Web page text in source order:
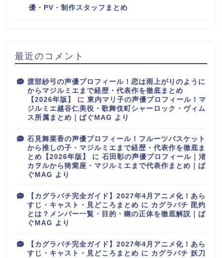
優・PV・制作スタッフまとめ
最近のコメント
渡部紗弓の声優プロフィール！恋は雨上がりのように
からマジルミエまで経歴・代表作を徹底まとめ
【2026年版】
に 東内マリ子の声優プロフィール！マ
ジルミエ越谷仁美役・歌舞伎町シャーロック・ヴィム
ス所属まとめ｜ぱぐMAG より
石見舞菜香の声優プロフィール！フルーツバスケット
から推しの子・マジルミエまで経歴・代表作を徹底ま
とめ【2026年版】
に 石田彰の声優プロフィール｜渚
カヲルから猗窩座・マジルミエまで代表作まとめ｜ぱ
ぐMAG より
【カグラバチ完全ガイド】2027年4月アニメ化！あら
すじ・キャスト・見どころまとめ に カグラバチ 毘灼
とは？メンバー一覧・目的・幽の正体を徹底解説｜ぱ
ぐMAG より
【カグラバチ完全ガイド】2027年4月アニメ化！あら
すじ・キャスト・見どころまとめ に カグラバチ 妖刀